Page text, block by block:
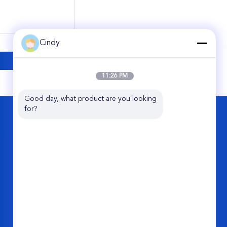
Cindy
11:26 PM
Good day, what product are you looking
for?